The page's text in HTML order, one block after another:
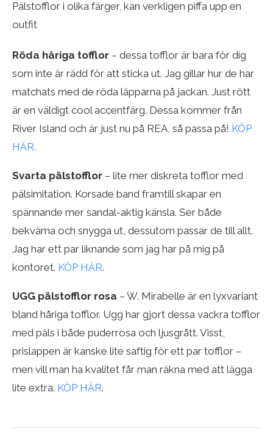
Pälstofflor i olika färger, kan verkligen piffa upp en
outfit
Röda håriga tofflor – dessa tofflor är bara för dig
som inte är rädd för att sticka ut. Jag gillar hur de har
matchats med de röda läpparna på jackan. Just rött
är en väldigt cool accentfärg. Dessa kommer från
River Island och är just nu på REA, så passa på! KÖP
HÄR.
Svarta pälstofflor – lite mer diskreta tofflor med
pälsimitation. Korsade band framtill skapar en
spännande mer sandal-aktig känsla. Ser både
bekväma och snygga ut, dessutom passar de till allt.
Jag har ett par liknande som jag har på mig på
kontoret. KÖP HÄR.
UGG pälstofflor rosa – W. Mirabelle är en lyxvariant
bland håriga tofflor. Ugg har gjort dessa vackra tofflor
med päls i både puderrosa och ljusgrått. Visst,
prislappen är kanske lite saftig för ett par tofflor –
men vill man ha kvalitet får man räkna med att lägga
lite extra. KÖP HÄR.